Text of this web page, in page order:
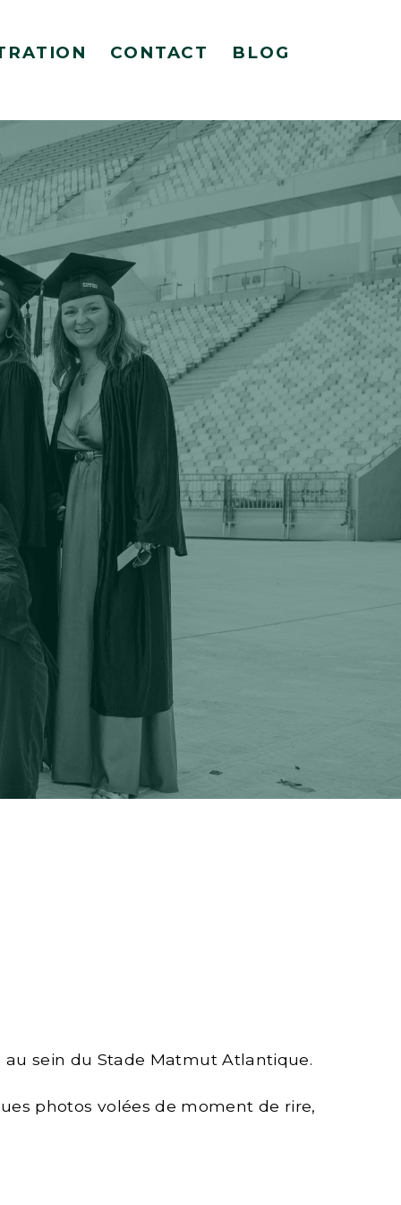
CONTACT BLOG
au sein du Stade Matmut Atlantique.
photos volées de moment de rire,